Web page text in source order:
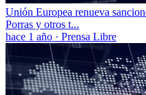
Unión Europea renueva
Porras y otros t...
hace 1 año · Prensa Libre